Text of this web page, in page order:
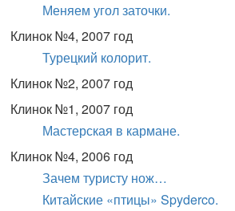
Меняем угол заточки.
Клинок №4, 2007 год
Турецкий колорит.
Клинок №2, 2007 год
Клинок №1, 2007 год
Мастерская в кармане.
Клинок №4, 2006 год
Зачем туристу нож…
Китайские «птицы» Spyderco.